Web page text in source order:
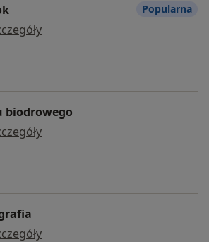
Tomografia zatok
Popularna
biodrowego
Rezonans stawu biodrowego
Tomografia Urografia